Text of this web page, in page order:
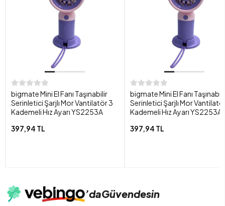
bigmate Mini El Fanı Taşınabilir
Serinletici Şarjlı Mor Vantilatör 3
Kademeli Hız Ayarı YS2253A
397,94 TL
bigmate Mini El Fanı
Serinletici Şarjlı Mor
Kademeli Hız Ayarı YS2253A
397,94 TL
’daGüvendesin